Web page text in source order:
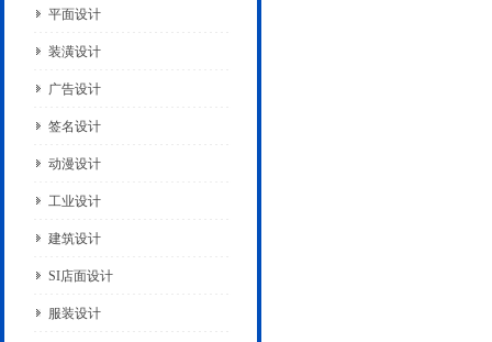
平面设计
装潢设计
广告设计
签名设计
动漫设计
工业设计
建筑设计
SI店面设计
服装设计